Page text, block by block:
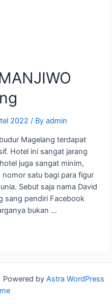
2022 / Byadmin
Magelang terdapat
Hotel ini sangat jarang
juga sangat minim,
satu bagi para figur
Sebut saja nama David
sang pendiri Facebook
bukan …
Powered by Astra WordPress